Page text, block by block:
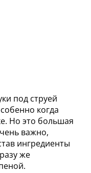
под струей
когда
Но это большая
важно,
ингредиенты
же